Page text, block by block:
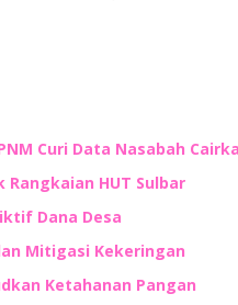
Curi Data Nasabah
Rangkaian HUT Sulbar
Dana Desa
Mitigasi Kekeringan
Ketahanan Pangan